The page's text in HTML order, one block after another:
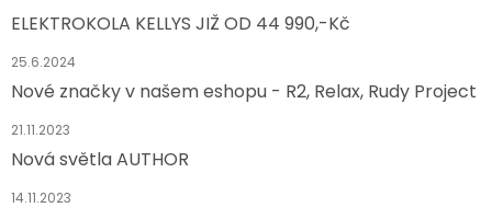
ELEKTROKOLA KELLYS JIŽ OD 44 990,-Kč
25.6.2024
Nové značky v našem eshopu - R2, Relax, Rudy Project
21.11.2023
Nová světla AUTHOR
14.11.2023